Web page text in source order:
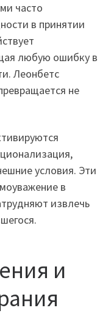
часто
в принятии
любую ошибку в
Леонбетс
не
условия. Эти
в
извлечь
и